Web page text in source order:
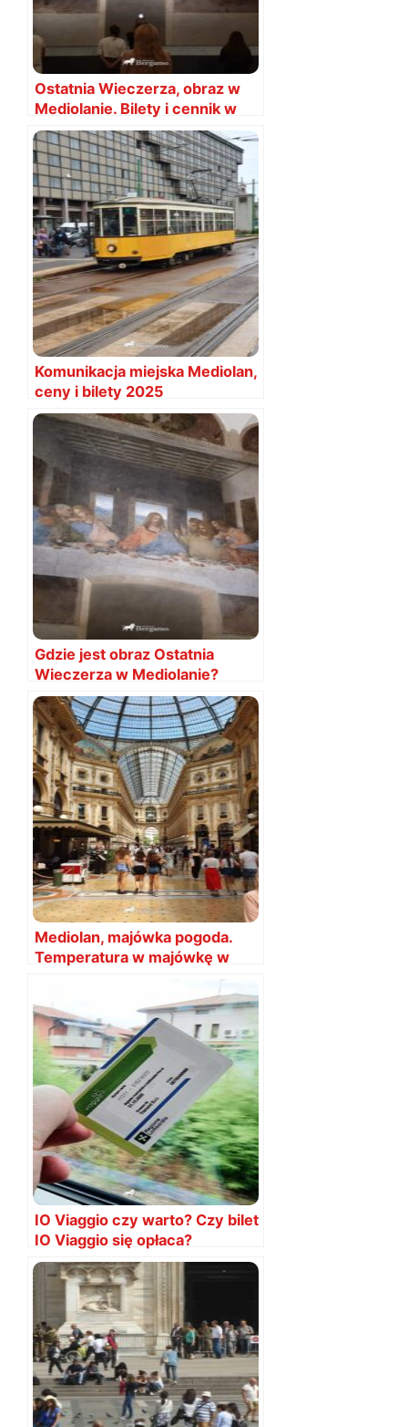
Ostatnia Wieczerza, obraz w
Mediolanie. Bilety i cennik w
2026
Komunikacja miejska Mediolan,
ceny i bilety 2025
Gdzie jest obraz Ostatnia
Wieczerza w Mediolanie?
Gdzie się znajduje?
Mediolan, majówka pogoda.
Temperatura w majówkę w
IO Viaggio czy warto? Czy bilet
IO Viaggio się opłaca?